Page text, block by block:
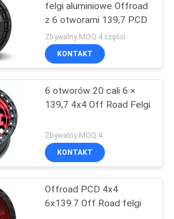
felgi aluminiowe Offroad
z 6 otworami 139,7 PCD
Zbywalny MOQ:4 części
KONTAKT
6 otworów 20 cali 6 ×
139,7 4x4 Off Road Felgi
Zbywalny MOQ:4
KONTAKT
Offroad PCD 4x4
6x139.7 Off Road felgi